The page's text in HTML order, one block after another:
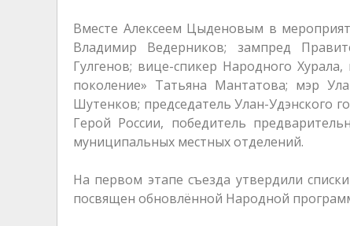
Вместе Алексеем Цыденовым в
Владимир Ведерников; зампред
Гулгенов; вице-спикер Народного
поколение» Татьяна Мантатова; мэр
Шутенков; председатель Улан-Удэнского
Герой России, победитель
муниципальных местных отделений.
На первом этапе съезда утвердили
посвящен обновлённой Народной